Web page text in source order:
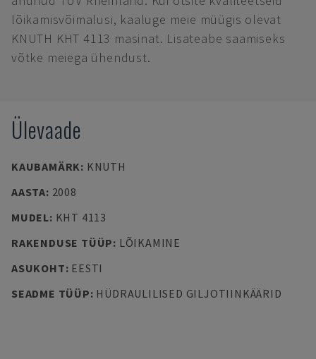
lõikamisvõimalusi, kaaluge meie müügis olevat
KNUTH KHT 4113 masinat. Lisateabe saamiseks
võtke meiega ühendust.
Ülevaade
KAUBAMÄRK: KNUTH
AASTA: 2008
MUDEL: KHT 4113
RAKENDUSE TÜÜP: LÕIKAMINE
ASUKOHT: EESTI
SEADME TÜÜP: HÜDRAULILISED GILJOTIINKÄÄRID